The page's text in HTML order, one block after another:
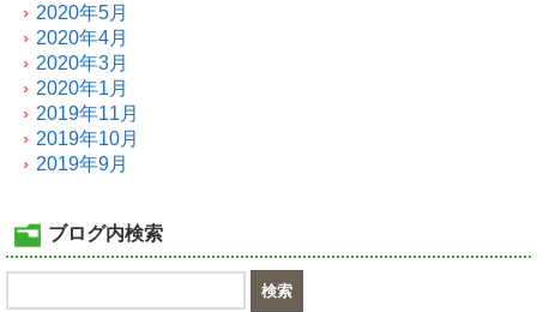
2020年5月
2020年4月
2020年3月
2020年1月
2019年11月
2019年10月
2019年9月
ブログ内検索